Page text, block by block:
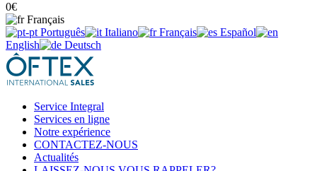
0€
Français
Português
Italiano Français
Español
English
Deutsch
Service Integral
Services en ligne
Notre expérience
CONTACTEZ-NOUS
Actualités